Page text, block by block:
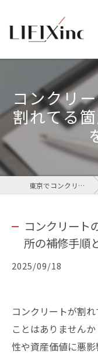
コンクリ
割れてる
東京でコンクリートなら株式会社LIFIX
コンクリート
所の補修手順
2025/09/18
コンクリートが割
ことはありません
性や資産価値に悪